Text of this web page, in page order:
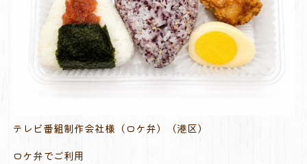
テレビ番組制作会社様（ロケ弁）（港区）
ロケ弁でご利用